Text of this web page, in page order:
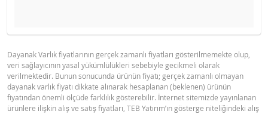
Ürün primi doğru hesaplanamayacak kadar düşüktü,
YASAL DOKÜMANLAR
BNPP SPK ONAYLI OZET (12 MAYIS
2026 IHRACI)
GÖSTERGE FIYAT TABLOSU
Gösterge fiyat hesaplanamadı.
Dayanak Varlık fiyatlarının gerçek zamanlı fiyatları gösterilmemekte olup,
veri sağlayıcının yasal yükümlülükleri sebebiyle gecikmeli olarak
verilmektedir. Bunun sonucunda ürünün fiyatı; gerçek zamanlı olmayan
dayanak varlık fiyatı dikkate alınarak hesaplanan (beklenen) ürünün
fiyatından önemli ölçüde farklılık gösterebilir. İnternet sitemizde yayınlanan
ürünlere ilişkin alış ve satış fiyatları, TEB Yatırım’ın gösterge niteliğindeki alış